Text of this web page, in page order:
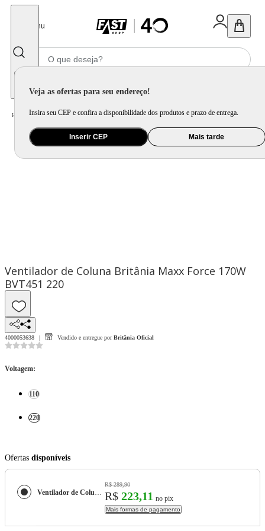
Menu
Veja as ofertas para seu endereço!
Insira seu CEP e confira a disponibilidade dos produtos e prazo de entrega.
Inserir CEP Mais tarde
Home Ar e Ventilação / Ventilador / Ventilador de Coluna Britânia Maxx Force 170W BVT451
Ventilador de Coluna Britânia Maxx Force 170W
BVT451 220
4000053638 Vendido e entregue por Britânia Oficial
Voltagem:
110
220
Ofertas disponíveis
Ventilador de Coluna Britânia Maxx Force 170W BVT451
R$ 289,90
R$ 223,11 no pix
Mais formas de pagamento